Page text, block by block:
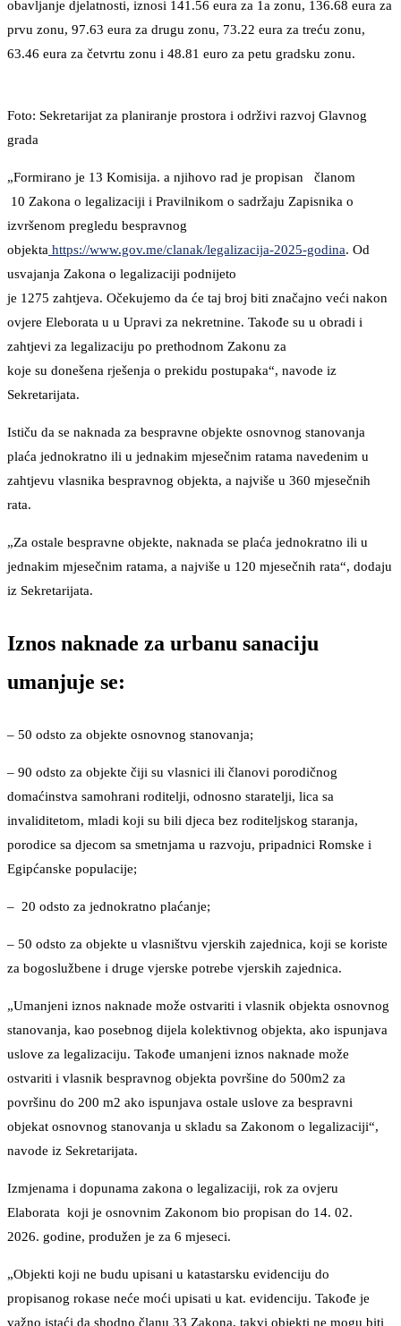
obavljanje djelatnosti, iznosi 141.56 eura za 1a zonu, 136.68 eura za
prvu zonu, 97.63 eura za drugu zonu, 73.22 eura za treću zonu,
63.46 eura za četvrtu zonu i 48.81 euro za petu gradsku zonu.
Foto: Sekretarijat za planiranje prostora i održivi razvoj Glavnog
grada
„Formirano je 13 Komisija. a njihovo rad je propisan članom
10 Zakona o legalizaciji i Pravilnikom o sadržaju Zapisnika o
izvršenom pregledu bespravnog
objekta https://www.gov.me/clanak/legalizacija-2025-godina. Od
usvajanja Zakona o legalizaciji podnijeto
je 1275 zahtjeva. Očekujemo da će taj broj biti značajno veći nakon
ovjere Eleborata u u Upravi za nekretnine. Takođe su u obradi i
zahtjevi za legalizaciju po prethodnom Zakonu za
koje su donešena rješenja o prekidu postupaka“, navode iz
Sekretarijata.
Ističu da se naknada za bespravne objekte osnovnog stanovanja
plaća jednokratno ili u jednakim mjesečnim ratama navedenim u
zahtjevu vlasnika bespravnog objekta, a najviše u 360 mjesečnih
rata.
„Za ostale bespravne objekte, naknada se plaća jednokratno ili u
jednakim mjesečnim ratama, a najviše u 120 mjesečnih rata“, dodaju
iz Sekretarijata.
Iznos naknade za urbanu sanaciju
umanjuje se:
– 50 odsto za objekte osnovnog stanovanja;
– 90 odsto za objekte čiji su vlasnici ili članovi porodičnog
domaćinstva samohrani roditelji, odnosno staratelji, lica sa
invaliditetom, mladi koji su bili djeca bez roditeljskog staranja,
porodice sa djecom sa smetnjama u razvoju, pripadnici Romske i
Egipćanske populacije;
– 20 odsto za jednokratno plaćanje;
– 50 odsto za objekte u vlasništvu vjerskih zajednica, koji se koriste
za bogoslužbene i druge vjerske potrebe vjerskih zajednica.
„Umanjeni iznos naknade može ostvariti i vlasnik objekta osnovnog
stanovanja, kao posebnog dijela kolektivnog objekta, ako ispunjava
uslove za legalizaciju. Takođe umanjeni iznos naknade može
ostvariti i vlasnik bespravnog objekta površine do 500m2 za
površinu do 200 m2 ako ispunjava ostale uslove za bespravni
objekat osnovnog stanovanja u skladu sa Zakonom o legalizaciji“,
navode iz Sekretarijata.
Izmjenama i dopunama zakona o legalizaciji, rok za ovjeru
Elaborata koji je osnovnim Zakonom bio propisan do 14. 02.
2026. godine, produžen je za 6 mjeseci.
„Objekti koji ne budu upisani u katastarsku evidenciju do
propisanog rokase neće moći upisati u kat. evidenciju. Takođe je
važno istaći da shodno članu 33 Zakona, takvi objekti ne mogu biti